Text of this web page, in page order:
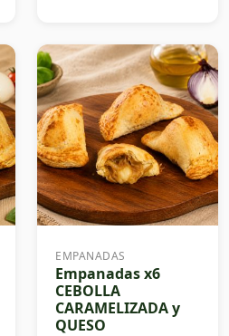
EMPANADAS
Empanadas x6
CEBOLLA
CARAMELIZADA y
QUESO